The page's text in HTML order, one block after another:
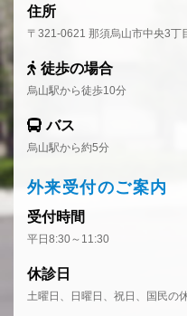
住所
〒321-0621 那須烏山市中央3丁
徒歩の場合
烏山駅から徒歩10分
バス
烏山駅から約5分
外来受付のご案内
受付時間
平日8:30～11:30
休診日
土曜日、日曜日、祝日、国民の